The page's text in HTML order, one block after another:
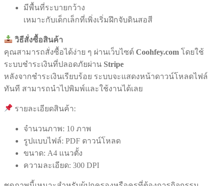
มีพื้นที่ระบายกว้าง
เหมาะกับเด็กเล็กที่เพิ่งเริ่มฝึกจับดินสอสี
วิธีสั่งซื้อสินค้า
คุณสามารถสั่งซื้อได้ง่าย ๆ ผ่านเว็บไซต์ Coohfey.com โดยใช้
ระบบชำระเงินที่ปลอดภัยผ่าน Stripe
หลังจากชำระเงินเรียบร้อย ระบบจะแสดงหน้าดาวน์โหลดไฟล์
ทันที สามารถนำไปพิมพ์และใช้งานได้เลย
รายละเอียดสินค้า:
จำนวนภาพ: 10 ภาพ
รูปแบบไฟล์: PDF ดาวน์โหลด
ขนาด: A4 แนวตั้ง
ความละเอียด: 300 DPI